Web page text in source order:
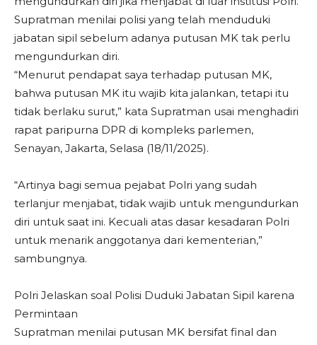
Supratman menilai polisi yang telah menduduki
jabatan sipil sebelum adanya putusan MK tak perlu
mengundurkan diri.
“Menurut pendapat saya terhadap putusan MK,
bahwa putusan MK itu wajib kita jalankan, tetapi itu
tidak berlaku surut,” kata Supratman usai menghadiri
rapat paripurna DPR di kompleks parlemen,
Senayan, Jakarta, Selasa (18/11/2025).
“Artinya bagi semua pejabat Polri yang sudah
terlanjur menjabat, tidak wajib untuk mengundurkan
diri untuk saat ini. Kecuali atas dasar kesadaran Polri
untuk menarik anggotanya dari kementerian,”
sambungnya.
Polri Jelaskan soal Polisi Duduki Jabatan Sipil karena
Permintaan
Supratman menilai putusan MK bersifat final dan